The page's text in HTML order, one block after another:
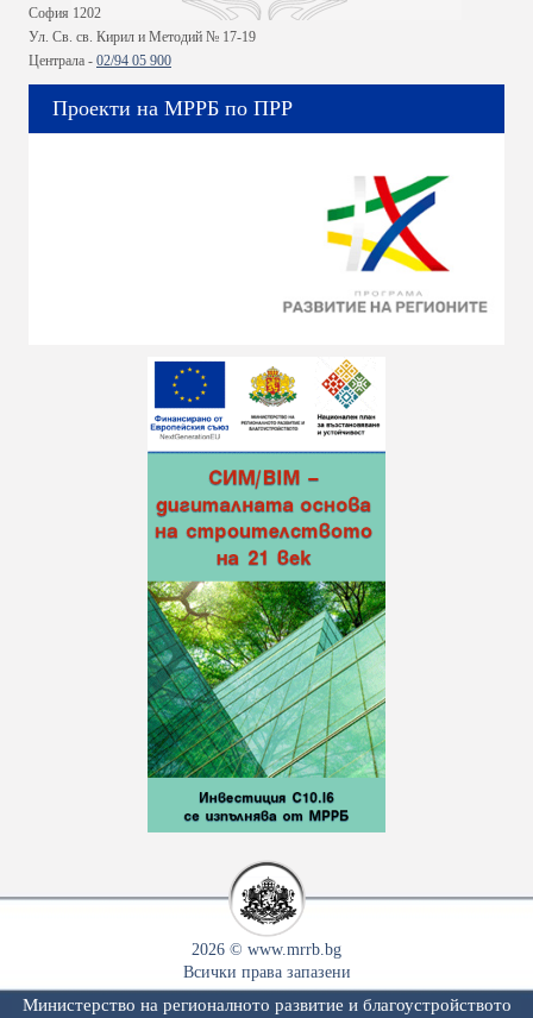
София 1202
Ул. Св. св. Кирил и Методий № 17-19
Централа - 02/94 05 900
Проекти на МРРБ по ПРР
2026 © www.mrrb.bg
Всички права запазени
Министерство на регионалното развитие и благоустройството